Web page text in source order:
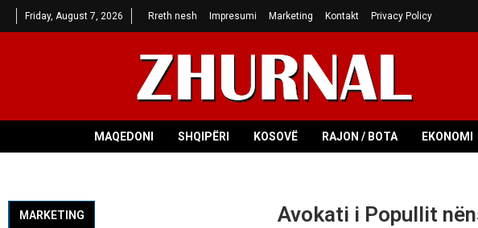
Friday, August 7, 2026 Rreth nesh Impresumi Marketing Kontakt Privacy Policy
MAQEDONI SHQIPËRI KOSOVË RAJON / BOTA EKONOMI
Avokati i Popullit
MARKETING